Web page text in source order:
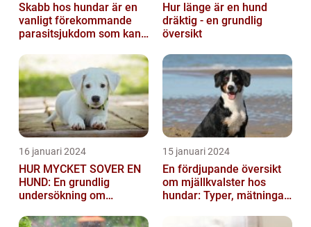
Skabb hos hundar är en
vanligt förekommande
parasitsjukdom som kan
och smittsa...
Hur länge är en hund
dräktig - en grundlig
översikt
16 januari 2024
HUR MYCKET SOVER EN
HUND: En grundlig
undersökning om
15 januari 2024
En fördjupande översikt
om mjällkvalster hos
hundar: Typer, mätningar